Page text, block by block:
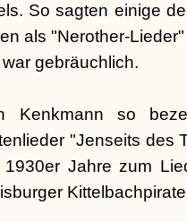
So sagten einige
als "Nerother-
gebräuchlich.
Kenkmann so
"Jenseits des
Jahre zum